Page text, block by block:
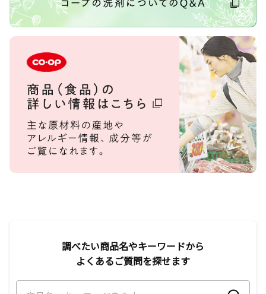
調べたい商品名やキーワードから
よくあるご質問を探せます